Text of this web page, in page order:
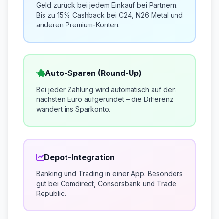
Geld zurück bei jedem Einkauf bei Partnern.
Bis zu 15% Cashback bei C24, N26 Metal und
anderen Premium-Konten.
Auto-Sparen (Round-Up)
Bei jeder Zahlung wird automatisch auf den
nächsten Euro aufgerundet – die Differenz
wandert ins Sparkonto.
Depot-Integration
Banking und Trading in einer App. Besonders
gut bei Comdirect, Consorsbank und Trade
Republic.